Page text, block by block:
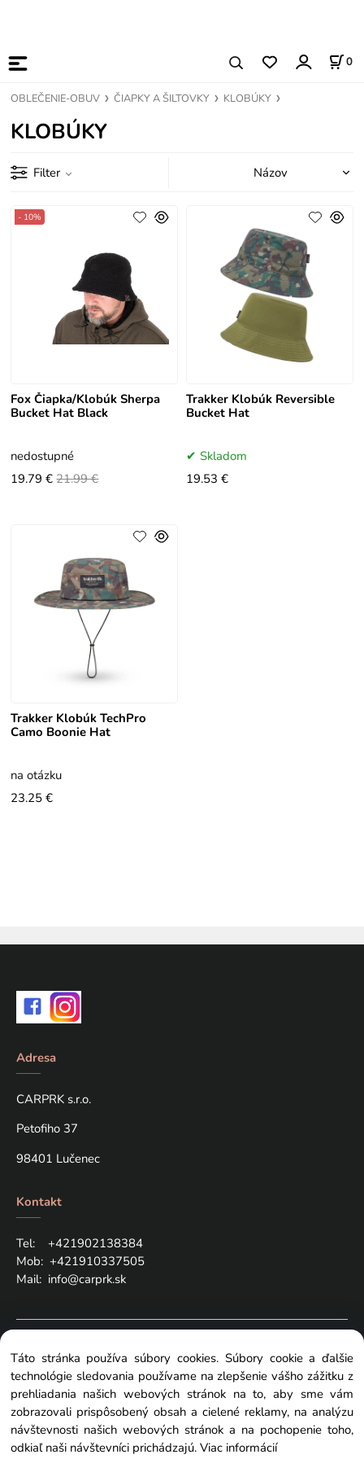
0
OBLEČENIE-OBUV ČIAPKY A ŠILTOVKY KLOBÚKY
KLOBÚKY
Filter
Fox Čiapka/Klobúk Sherpa
Bucket Hat Black
- 10%
nedostupné
19.79 € 21.99 €
Trakker Klobúk Reversible
Bucket Hat
Skladom
19.53 €
Trakker Klobúk TechPro
Camo Boonie Hat
na otázku
23.25 €
Adresa
CARPRK s.r.o.
Petofiho 37
98401 Lučenec
Kontakt
Tel: +421902138384
Mob: +421910337505
Mail: info@carprk.sk
Zmeniť nastavenia cookies
Táto stránka používa súbory cookies. Súbory cookie a ďalšie
technológie sledovania používame na zlepšenie vášho zážitku z
prehliadania našich webových stránok na to, aby sme vám
zobrazovali prispôsobený obsah a cielené reklamy, na analýzu
návštevnosti našich webových stránok a na pochopenie toho,
odkiaľ naši návštevníci prichádzajú. Viac informácií